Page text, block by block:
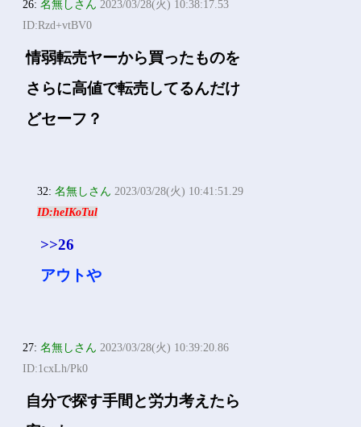
26:名無しさん 2023/03/28(火) 10:38:17.53
ID:Rzd+vtBV0
情弱転売ヤーから買ったものを
さらに高値で転売してるんだけ
どセーフ？
32:名無しさん 2023/03/28(火) 10:41:51.29
ID:heIKoTul
>>26
アウトや
27:名無しさん 2023/03/28(火) 10:39:20.86
ID:1cxLh/Pk0
自分で探す手間と労力考えたら